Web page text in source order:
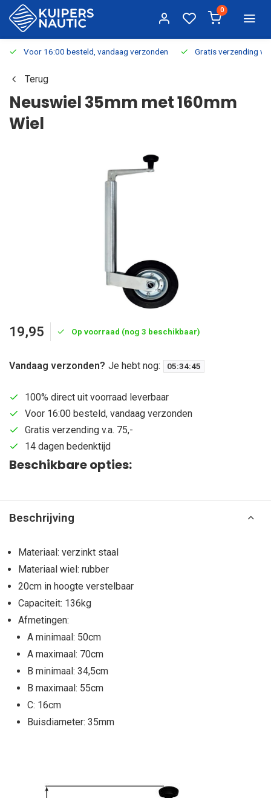
0
Voor 16:00 besteld, vandaag verzonden Gratis verzending
Terug
Neuswiel 35mm met 160mm
Wiel
19,95 Op voorraad (nog 3 beschikbaar)
Vandaag verzonden? Je hebt nog: 05:34:45
100% direct uit voorraad leverbaar
Voor 16:00 besteld, vandaag verzonden
Gratis verzending v.a. 75,-
14 dagen bedenktijd
Beschikbare opties:
Beschrijving
Materiaal: verzinkt staal
Materiaal wiel: rubber
20cm in hoogte verstelbaar
Capaciteit: 136kg
Afmetingen:
A minimaal: 50cm
A maximaal: 70cm
B minimaal: 34,5cm
B maximaal: 55cm
C: 16cm
Buisdiameter: 35mm